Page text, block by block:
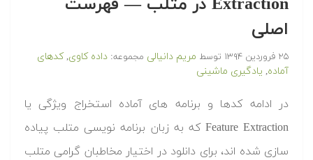
Extraction در متلب‬‬ — فهرست
اصلی
۲۵ فروردین ۱۳۹۴ توسط مریم دانیالی مجموعه: داده کاوی,کدهای
آماده, یادگیری ماشینی
‫در ادامه کدها و برنامه های آماده استخراج ویژگی یا
Feature Extraction که به زبان برنامه نویسی متلب پیاده
سازی شده اند، برای دانلود در اختیار مخاطبان گرامی متلب